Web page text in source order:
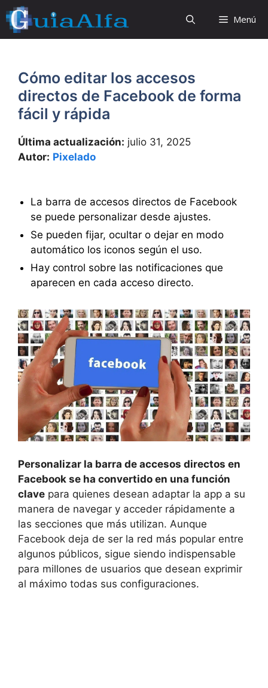
Saltar
al
contenido
Menú
Cómo editar los accesos
directos de Facebook de forma
fácil y rápida
Última actualización: julio 31, 2025
Autor: Pixelado
La barra de accesos directos de Facebook
se puede personalizar desde ajustes.
Se pueden fijar, ocultar o dejar en modo
automático los iconos según el uso.
Hay control sobre las notificaciones que
aparecen en cada acceso directo.
Personalizar la barra de accesos directos en
Facebook se ha convertido en una función
clave para quienes desean adaptar la app a su
manera de navegar y acceder rápidamente a
las secciones que más utilizan. Aunque
Facebook deja de ser la red más popular entre
algunos públicos, sigue siendo indispensable
para millones de usuarios que desean exprimir
al máximo todas sus configuraciones.